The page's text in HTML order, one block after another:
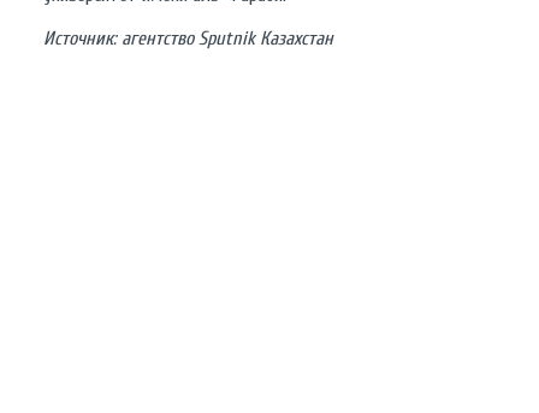
Источник: агентство Sputnik Казахстан